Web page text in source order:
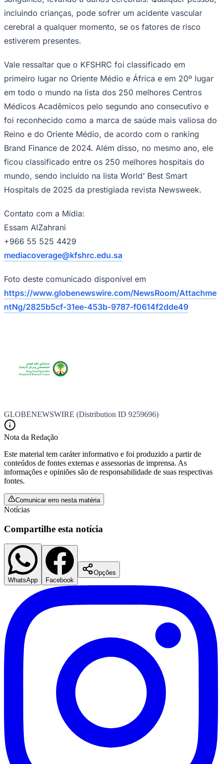
Flamengo
incluindo crianças, pode sofrer um acidente vascular
cerebral a qualquer momento, se os fatores de risco
estiverem presentes.
Vale ressaltar que o KFSHRC foi classificado em
primeiro lugar no Oriente Médio e África e em 20º lugar
em todo o mundo na lista dos 250 melhores Centros
Médicos Acadêmicos pelo segundo ano consecutivo e
foi reconhecido como a marca de saúde mais valiosa do
Reino e do Oriente Médio, de acordo com o ranking
Brand Finance de 2024. Além disso, no mesmo ano, ele
ficou classificado entre os 250 melhores hospitais do
mundo, sendo incluído na lista World’ Best Smart
Hospitals de 2025 da prestigiada revista Newsweek.
Contato com a Mídia:
Essam AlZahrani
+966 55 525 4429
mediacoverage@kfshrc.edu.sa
Foto deste comunicado disponível em
https://www.globenewswire.com/NewsRoom/Attachme
ntNg/2825b5cf-31ee-453b-9787-f0614f2dde49
GLOBENEWSWIRE (Distribution ID 9259696)
Nota da Redação
Este material tem caráter informativo e foi produzido a partir de
conteúdos de fontes externas e assessorias de imprensa. As
informações e opiniões são de responsabilidade de suas respectivas
fontes.
Comunicar erro nesta matéria
Notícias
Compartilhe esta notícia
WhatsApp Facebook
Opções